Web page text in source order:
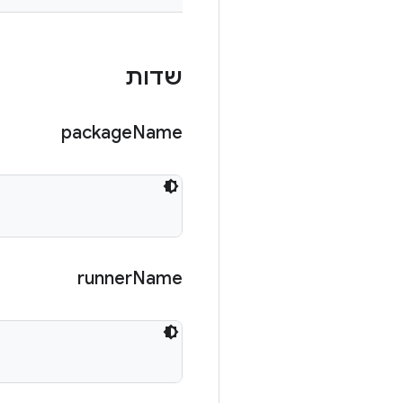
שדות
packageName
runnerName